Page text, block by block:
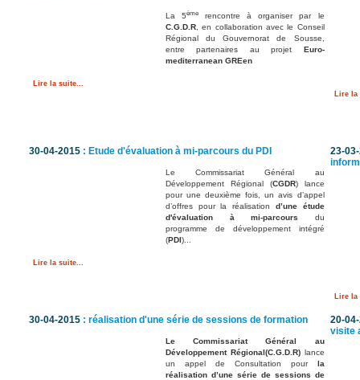
La 5ème rencontre à organiser par le
C.G.D.R, en collaboration avec le Conseil
Régional du Gouvernorat de Sousse,
entre partenaires au projet Euro-
mediterranean GREen
Lire la suite...
Lire
30-04-2015 : Etude d'évaluation à mi-parcours du PDI
Le Commissariat Général au
Développement Régional (CGDR) lance
pour une deuxième fois, un avis d’appel
d’offres pour la réalisation d’une étude
d'évaluation à mi-parcours du
programme de développement intégré
(PDI)...
Lire la suite...
23-
Lire
30-04-2015 : réalisation d'une série de sessions de formation
Le Commissariat Général au
Développement Régional(C.G.D.R) lance
un appel de Consultation pour la
réalisation d’une série de sessions de
20-
visite